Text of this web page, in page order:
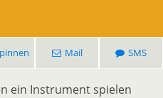
Mail SMS
ein Instrument spielen